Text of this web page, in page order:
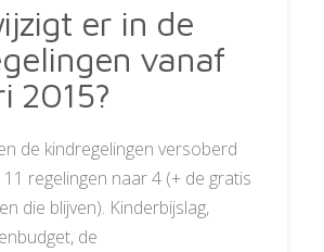
er in de
vanaf
2015?
de kindregelingen versoberd
regelingen naar 4 (+ de gratis
die blijven). Kinderbijslag,
de